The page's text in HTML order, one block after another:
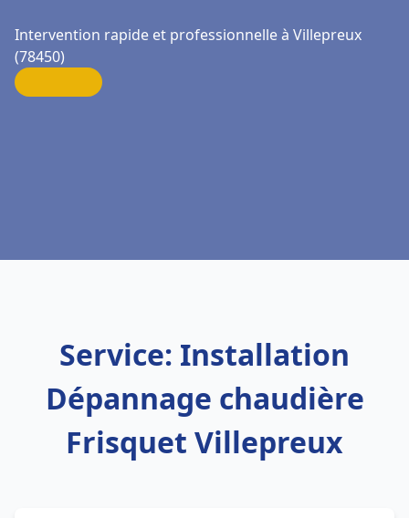
Intervention rapide et professionnelle à Villepreux
(78450)
Service: Installation
Dépannage chaudière
Frisquet Villepreux